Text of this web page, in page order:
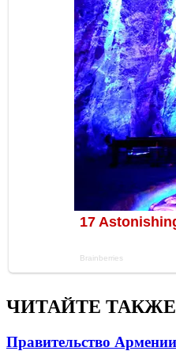
ЧИТАЙТЕ ТАКЖЕ
Правительство